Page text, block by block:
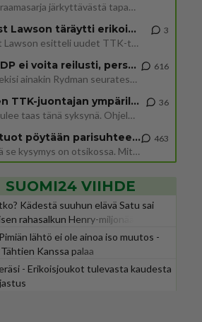
Uusi draamasarja järkyttävästä tapauksesta on tulossa. Tositapahtumiin perustuva sarja ammentaa vuoden 1986 Mikkelin pan
Ernest Lawson täräytti erikoisen heiton TTK-lehdistötilaisuudessa: " Onko tässä tarkoituksena...?"
Ernest Lawson esitteli uudet TTK-tähtioppilaat ja opettajat torstaina 6.8. lehdistölle. Tulevalla kaudella on yksi hausk
3
Jos SDP ei voita reilusti, persut kumoavat demokratian Suomesta
Näin tekisi ainakin Rydman seuratessaan idolinsa Trumpin mallia https://www.is.fi/politiikka/art-2000012187244.html
616
Uuden TTK-juontajan ympärillä epätietoisuus sakenee - Nyt MTV hämmentää soppaa
TTK tulee taas tänä syksynä. Ohjelman uudet tähtioppilaat julkistetaan torstaina 6. elokuuta klo 14 alkavassa lehdistö
36
Mitä tuot pöytään parisuhteessa?
Siinäpä se kysymys on otsikossa. Mitäpä siis tuot/toisit pöytään parisuhteessa? Oletko mies vai nainen? Koetko sen mitä
463
SUOMI24 VIIHDE
Kädestä suuhun elävä Satu sai
rahasalkun Henry-miljonääriltä
lähtö ei ole ainoa iso muutos -
Kanssa palaa
- Erikoisjoukot tulevasta kaudesta